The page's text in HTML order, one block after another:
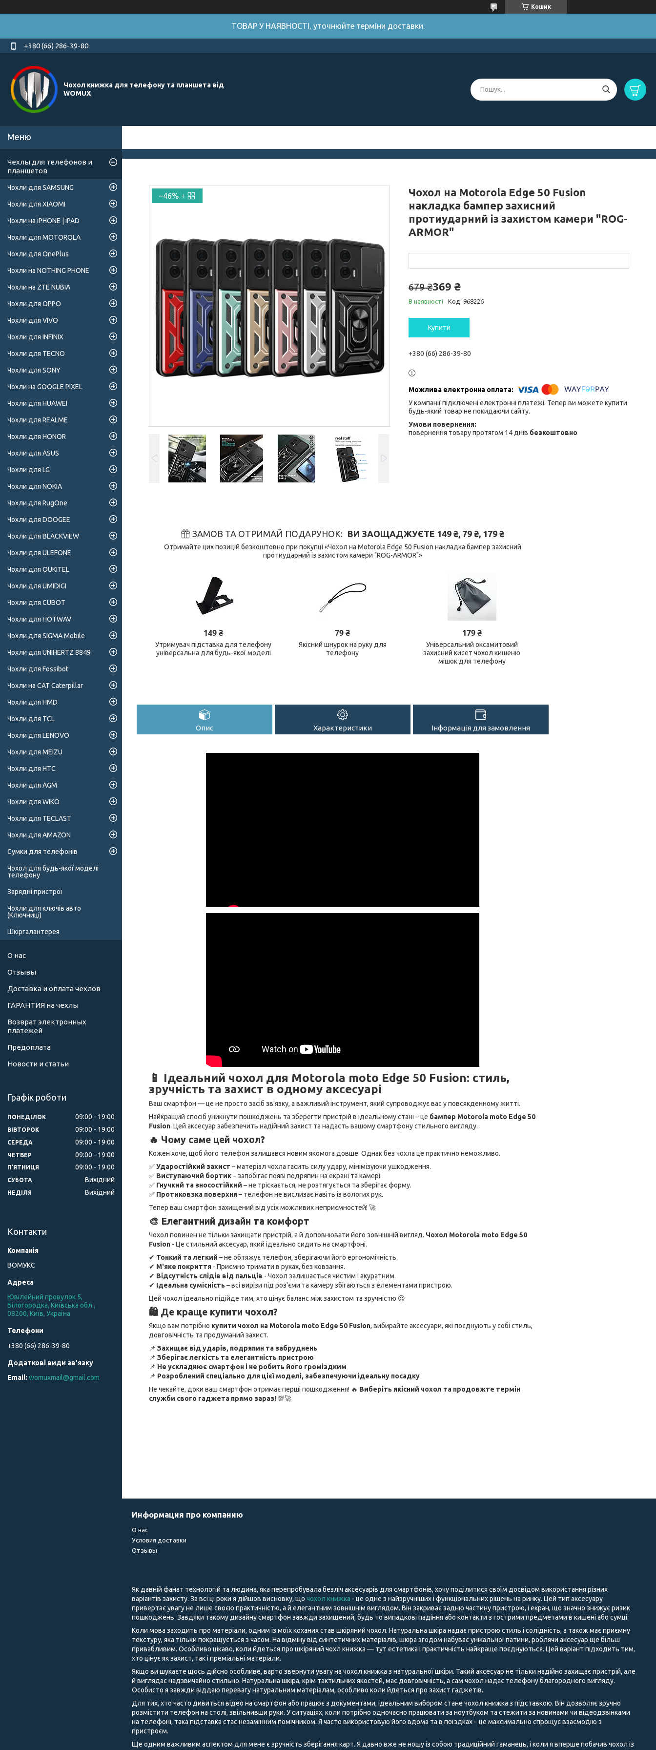
Кошик
ТОВАР У НАЯВНОСТІ, уточнюйте терміни доставки.
+380 (66) 286-39-80
Чохол книжка для телефону та планшета від
WOMUX
–46%
Чохол на Motorola Edge 50 Fusion
накладка бампер захисний
протиударний із захистом камери "ROG-
ARMOR"
679 ₴369 ₴
В наявності Код: 968226
Купити
+380 (66) 286-39-80
У компанії підключені електронні платежі. Тепер ви можете купити
будь-який товар не покидаючи сайту.
повернення товару протягом 14 днів безкоштовно
ЗАМОВ ТА ОТРИМАЙ ПОДАРУНОК ВИ ЗАОЩАДЖУЄТЕ 149 ₴, 79 ₴, 179 ₴
Отримайте цих позицій безкоштовно при покупці «Чохол на Motorola Edge 50 Fusion накладка бампер захисний
протиударний із захистом камери "ROG-ARMOR"»
149 ₴
Утримувач підставка для телефону
універсальна для будь-якої моделі
79 ₴
Якісний шнурок на руку для
телефону
179 ₴
Універсальний оксамитовий
захисний кисет чохол кишеню
мішок для телефону
Опис Характеристики Інформація для замовлення
📱 Ідеальний чохол для Motorola moto Edge 50 Fusion: стиль,
зручність та захист в одному аксесуарі
Ваш смартфон — це не просто засіб зв'язку, а важливий інструмент, який супроводжує вас у повсякденному житті.
Найкращий спосіб уникнути пошкоджень та зберегти пристрій в ідеальному стані – це бампер Motorola moto Edge 50
Fusion. Цей аксесуар забезпечить надійний захист та надасть вашому смартфону стильного вигляду.
🔥 Чому саме цей чохол?
Кожен хоче, щоб його телефон залишався новим якомога довше. Однак без чохла це практично неможливо.
✅Ударостійкий захист – матеріал чохла гасить силу удару, мінімізуючи ушкодження.
✅ Виступаючий бортик– запобігає появі подряпин на екрані та камері.
✅ Гнучкий та зносостійкий – не тріскається, не розтягується та зберігає форму.
✅ Протиковзка поверхня– телефон не вислизає навіть із вологих рук.
Тепер ваш смартфон захищений від усіх можливих неприємностей! 🚀
🎨 Елегантний дизайн та комфорт
Чохол повинен не тільки захищати пристрій, а й доповнювати його зовнішній вигляд. Чохол Motorola moto Edge 50
Fusion - Це стильний аксесуар, який ідеально сидить на смартфоні.
✔ Тонкий та легкий – не обтяжує телефон, зберігаючи його ергономічність.
✔ М'яке покриття - Приємно тримати в руках, без ковзання.
✔ Відсутність слідів від пальців - Чохол залишається чистим і акуратним.
✔ Ідеальна сумісність – всі вирізи під роз'єми та камеру збігаються з елементами пристрою.
Цей чохол ідеально підійде тим, хто цінує баланс між захистом та зручністю 😍
🛍 Де краще купити чохол?
Якщо вам потрібно купити чохол на Motorola moto Edge 50 Fusion, вибирайте аксесуари, які поєднують у собі стиль,
довговічність та продуманий захист.
📌 Захищає від ударів, подряпин та забруднень
📌 Зберігає легкість та елегантність пристрою
📌 Не ускладнює смартфон і не робить його громіздким
📌 Розроблений спеціально для цієї моделі, забезпечуючи ідеальну посадку
Не чекайте, доки ваш смартфон отримає перші пошкодження! 🔥 Виберіть якісний чохол та продовжте термін
служби свого гаджета прямо зараз! 💯🚀
Чехлы для телефонов и
планшетов
Чохли для SAMSUNG
Чохли для XIAOMI
Чохли на iPHONE | iPAD
Чохли для MOTOROLA
Чохли для OnePlus
Чохли на NOTHING PHONE
Чохли на ZTE NUBIA
Чохли для OPPO
Чохли для VIVO
Чохли для INFINIX
Чохли для TECNO
Чохли для SONY
Чохли на GOOGLE PIXEL
Чохли для HUAWEI
Чохли для REALME
Чохли для HONOR
Чохли для ASUS
Чохли для LG
Чохли для NOKIA
Чохли для RugOne
Чохли для DOOGEE
Чохли для BLACKVIEW
Чохли для ULEFONE
Чохли для OUKITEL
Чохли для UMIDIGI
Чохли для CUBOT
Чохли для HOTWAV
Чохли для SIGMA Mobile
Чохли для UNIHERTZ 8849
Чохли для Fossibot
Чохли на CAT Caterpillar
Чохли для HMD
Чохли для TCL
Чохли для LENOVO
Чохли для MEIZU
Чохли для HTC
Чохли для AGM
Чохли для WIKO
Чохли для TECLAST
Чохли для AMAZON
Сумки для телефонів
Чохол для будь-якої моделі
телефону
Зарядні пристрої
Чохли для ключів авто
(Ключниці)
Шкіргалантерея
О нас
Отзывы
Доставка и оплата чехлов
ГАРАНТИЯ на чехлы
Возврат электронных
платежей
Предоплата
Новости и статьи
Графік роботи
ПОНЕДІЛОК 09:00 19:00
ВІВТОРОК 09:00 19:00
СЕРЕДА 09:00 19:00
ЧЕТВЕР 09:00 19:00
ПʼЯТНИЦЯ 09:00 19:00
СУБОТА Вихідний
НЕДІЛЯ Вихідний
Контакти
ВОМУКС
Ювілейний провулок 5,
Білогородка, Київська обл.,
08200, Київ, Україна
+380 (66) 286-39-80
womuxmail@gmail.com
Информация про компанию
О нас
Условия доставки
Отзывы
Як давній фанат технологій та людина, яка перепробувала безліч аксесуарів для смартфонів, хочу поділитися своїм досвідом використання різних
варіантів захисту. За всі ці роки я дійшов висновку, що чохол книжка - це одне з найзручніших і функціональних рішень на ринку. Цей тип аксесуару
привертає увагу не лише своєю практичністю, а й елегантним зовнішнім виглядом. Він закриває задню частину пристрою, і екран, що значно знижує ризик
пошкоджень. Завдяки такому дизайну смартфон завжди захищений, будь то випадкові падіння або контакти з гострими предметами в кишені або сумці.
Коли мова заходить про матеріали, одним із моїх коханих став шкіряний чохол. Натуральна шкіра надає пристрою стиль і солідність, а також має приємну
текстуру, яка тільки покращується з часом. На відміну від синтетичних матеріалів, шкіра згодом набуває унікальної патини, роблячи аксесуар ще більш
привабливим. Особливо цікаво, коли йдеться про шкіряний чохл книжка — тут естетика і практичність найкраще поєднуються. Цей варіант підходить тим,
хто цінує як захист, так і преміальні матеріали.
Якщо ви шукаєте щось дійсно особливе, варто звернути увагу на чохол книжка з натуральної шкіри. Такий аксесуар не тільки надійно захищає пристрій, але
й виглядає надзвичайно стильно. Натуральна шкіра, крім тактильних якостей, має довговічність, а сам чохол надає телефону благородного вигляду.
Особисто я завжди віддаю перевагу натуральним матеріалам, особливо коли йдеться про захист гаджетів.
Для тих, хто часто дивиться відео на смартфон або працює з документами, ідеальним вибором стане чохол книжка з підставкою. Він дозволяє зручно
розмістити телефон на столі, звільнивши руки. У ситуаціях, коли потрібно одночасно працювати за ноутбуком та стежити за новинами чи відеодзвінками
на телефоні, така підставка стає незамінним помічником. Я часто використовую його вдома та в поїздках – це максимально спрощує взаємодію з
пристроєм.
Ще одним важливим аспектом для мене є зручність зберігання карт. Я давно вже не ношу із собою традиційний гаманець, і коли я вперше побачив чохол із